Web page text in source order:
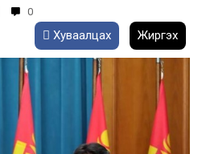
0
Хуваалцах Жиргэх